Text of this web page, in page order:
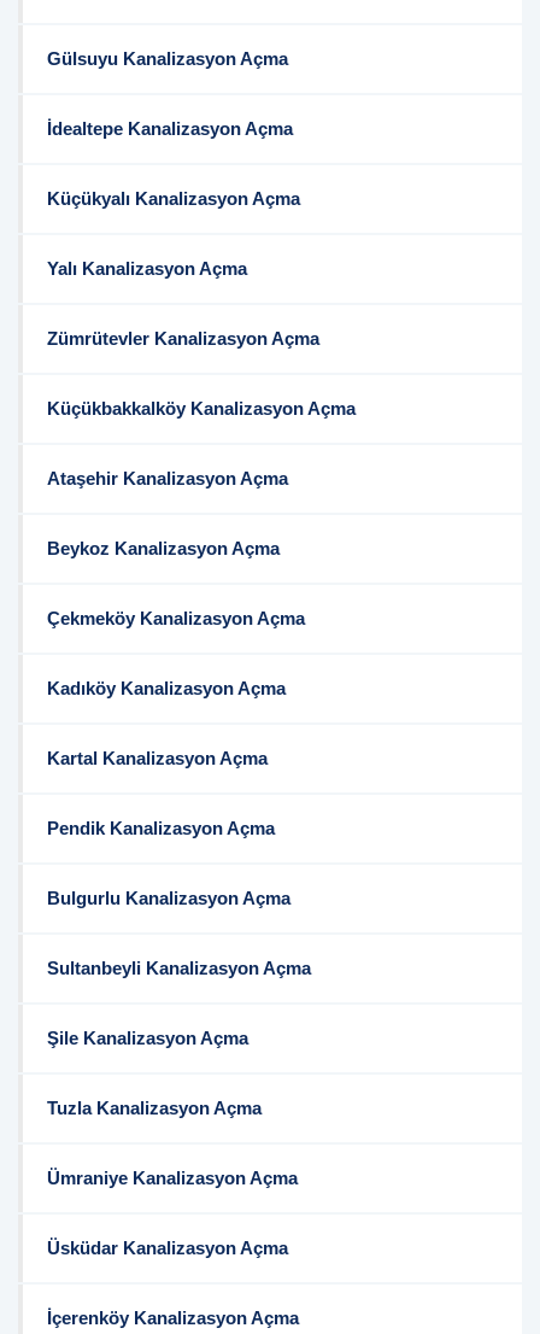
Gülsuyu Kanalizasyon Açma
İdealtepe Kanalizasyon Açma
Küçükyalı Kanalizasyon Açma
Yalı Kanalizasyon Açma
Zümrütevler Kanalizasyon Açma
Küçükbakkalköy Kanalizasyon Açma
Ataşehir Kanalizasyon Açma
Beykoz Kanalizasyon Açma
Çekmeköy Kanalizasyon Açma
Kadıköy Kanalizasyon Açma
Kartal Kanalizasyon Açma
Pendik Kanalizasyon Açma
Bulgurlu Kanalizasyon Açma
Sultanbeyli Kanalizasyon Açma
Şile Kanalizasyon Açma
Tuzla Kanalizasyon Açma
Ümraniye Kanalizasyon Açma
Üsküdar Kanalizasyon Açma
İçerenköy Kanalizasyon Açma